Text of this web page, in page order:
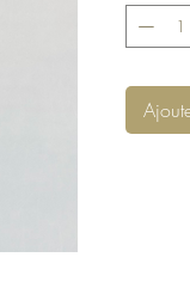
unique.